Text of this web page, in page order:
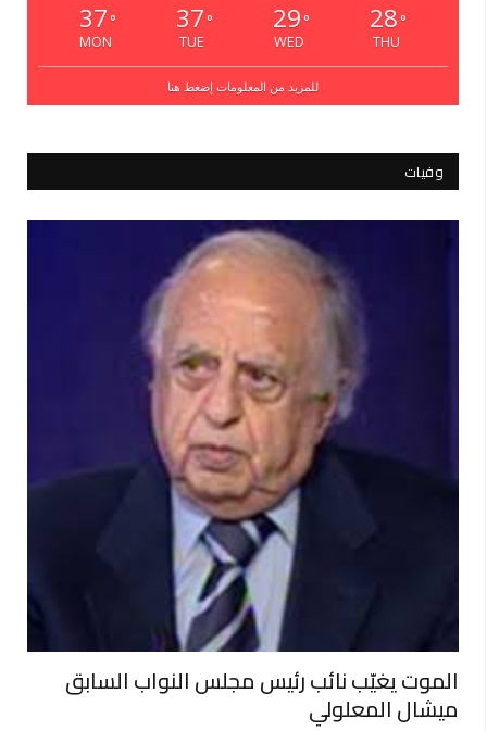
37 °
MON
37 °
TUE
29 °
WED
28 °
THU
للمزيد من المعلومات إضغط هنا
وفيات
الموت يغيّب نائب رئيس مجلس النواب السابق
ميشال المعلولي